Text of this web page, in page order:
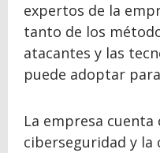
expertos de la
tanto de los
atacantes y las
puede adoptar
La empresa
ciberseguridad y la